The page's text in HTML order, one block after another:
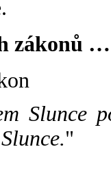
zákonů …
Slunce
"